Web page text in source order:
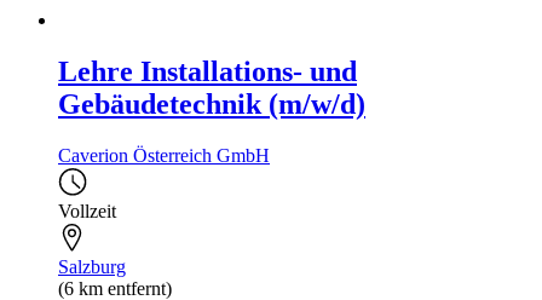
Lehre Installations- und
Gebäudetechnik (m/w/d)
Caverion Österreich GmbH
Vollzeit
Salzburg
(6 km entfernt)